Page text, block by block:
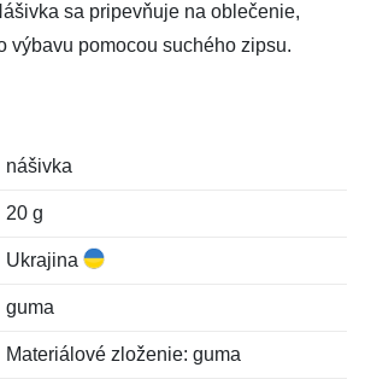
sa pripevňuje na oblečenie,
výbavu pomocou suchého zipsu.
nášivka
20 g
Ukrajina
guma
Materiálové zloženie: guma